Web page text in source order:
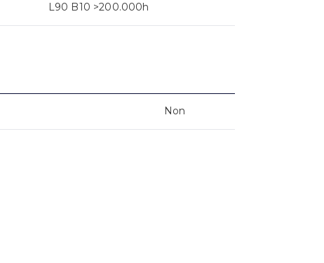
L90 B10 >200.000h
Non